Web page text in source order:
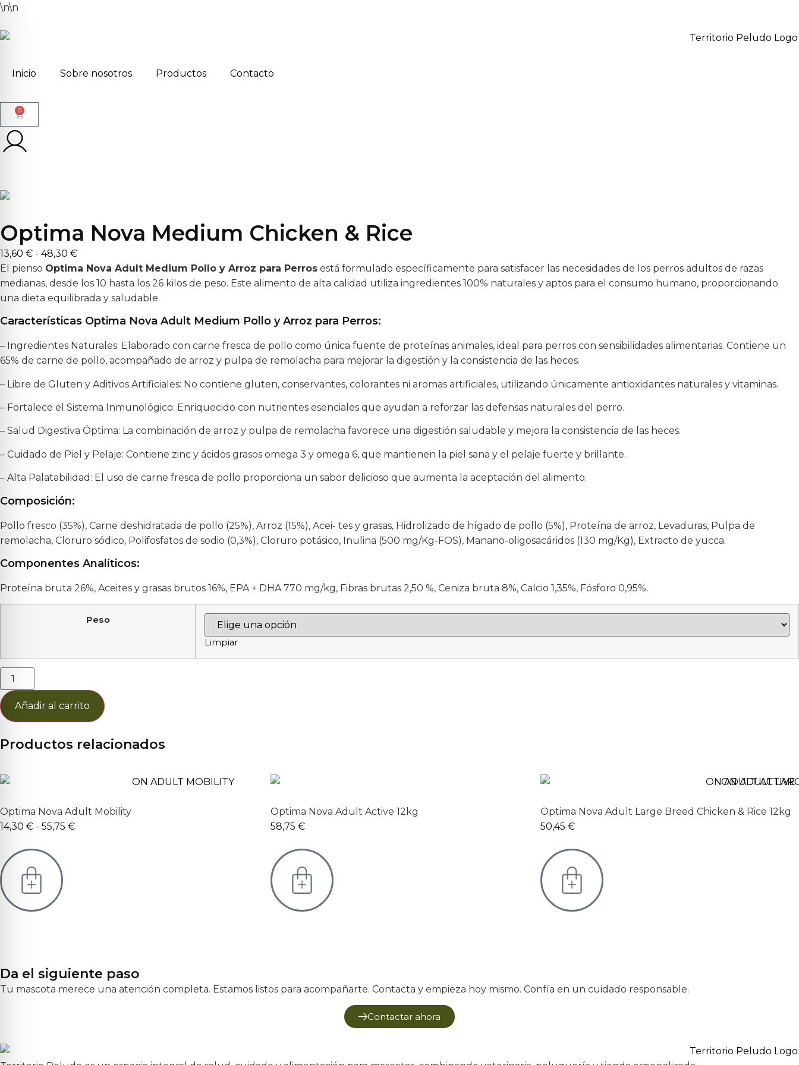
\n\n
Inicio Sobre nosotros Productos Contacto
0
Optima Nova Medium Chicken & Rice
13,60 € - 48,30 €
El pienso Optima Nova Adult Medium Pollo y Arroz para Perros está formulado específicamente para satisfacer las necesidades de los perros adultos de razas
medianas, desde los 10 hasta los 26 kilos de peso. Este alimento de alta calidad utiliza ingredientes 100% naturales y aptos para el consumo humano, proporcionando
una dieta equilibrada y saludable.
Características Optima Nova Adult Medium Pollo y Arroz para Perros:
– Ingredientes Naturales: Elaborado con carne fresca de pollo como única fuente de proteínas animales, ideal para perros con sensibilidades alimentarias. Contiene un
65% de carne de pollo, acompañado de arroz y pulpa de remolacha para mejorar la digestión y la consistencia de las heces.
– Libre de Gluten y Aditivos Artificiales: No contiene gluten, conservantes, colorantes ni aromas artificiales, utilizando únicamente antioxidantes naturales y vitaminas.
– Fortalece el Sistema Inmunológico: Enriquecido con nutrientes esenciales que ayudan a reforzar las defensas naturales del perro.
– Salud Digestiva Óptima: La combinación de arroz y pulpa de remolacha favorece una digestión saludable y mejora la consistencia de las heces.
– Cuidado de Piel y Pelaje: Contiene zinc y ácidos grasos omega 3 y omega 6, que mantienen la piel sana y el pelaje fuerte y brillante.
– Alta Palatabilidad: El uso de carne fresca de pollo proporciona un sabor delicioso que aumenta la aceptación del alimento.
Composición:
Pollo fresco (35%), Carne deshidratada de pollo (25%), Arroz (15%), Acei- tes y grasas, Hidrolizado de hígado de pollo (5%), Proteína de arroz, Levaduras, Pulpa de
remolacha, Cloruro sódico, Polifosfatos de sodio (0,3%), Cloruro potásico, Inulina (500 mg/Kg-FOS), Manano-oligosacáridos (130 mg/Kg), Extracto de yucca.
Componentes Analíticos:
Proteína bruta 26%, Aceites y grasas brutos 16%, EPA + DHA 770 mg/kg, Fibras brutas 2,50 %, Ceniza bruta 8%, Calcio 1,35%, Fósforo 0,95%.
Peso
Limpiar
Añadir al carrito
Productos relacionados
Optima Nova Adult Mobility
14,30 € - 55,75 €
Optima Nova Adult Active 12kg
58,75 €
Optima Nova Adult Large Breed Chicken & Rice 12kg
50,45€
Da el siguiente paso
Tu mascota merece una atención completa. Estamos listos para acompañarte. Contacta y empieza hoy mismo. Confía en un cuidado responsable.
Contactar ahora